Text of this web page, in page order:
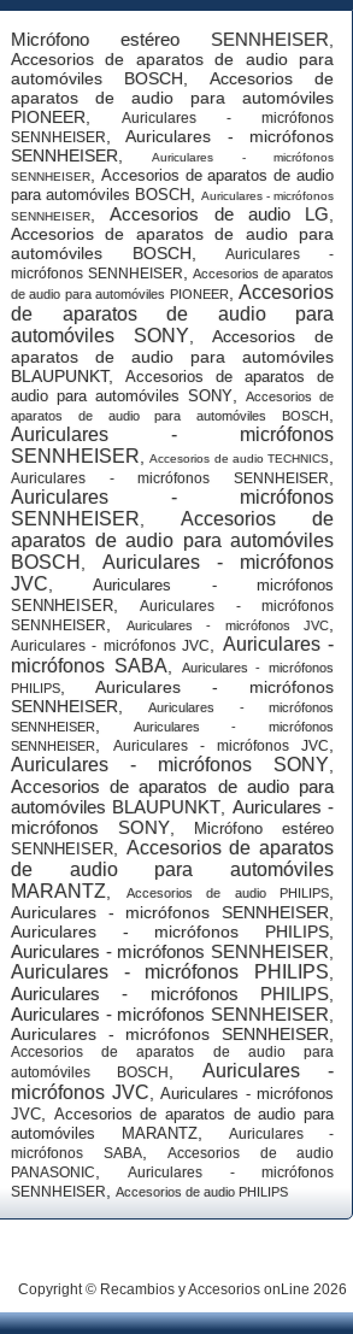
Micrófono estéreo SENNHEISER
Accesorios de aparatos de audio para
automóviles BOSCH
Accesorios de
aparatos de audio para automóviles
PIONEER
Auriculares - micrófonos
SENNHEISER
,Auriculares - micrófonos
SENNHEISER ,Auriculares - micrófonos
SENNHEISER
Accesorios de aparatos de audio
para automóviles BOSCH
Auriculares - micrófonos
SENNHEISER
,Accesorios de audio LG
Accesorios de aparatos de audio para
automóviles BOSCH ,Auriculares -
micrófonos SENNHEISER
Accesorios de aparatos
de audio para automóviles PIONEER,Accesorios
de aparatos de audio para
automóviles SONY
Accesorios de
aparatos de audio para automóviles
BLAUPUNKT, Accesorios de aparatos de
audio para automóviles SONY
Accesorios de
aparatos de audio para automóviles BOSCH
Auriculares - micrófonos
SENNHEISER ,Accesorios de audio TECHNICS
Auriculares - micrófonos SENNHEISER
Auriculares - micrófonos
SENNHEISER
Accesorios de
aparatos de audio para automóviles
BOSCH
Auriculares - micrófonos
JVC ,Auriculares - micrófonos
SENNHEISER ,Auriculares - micrófonos
SENNHEISER
Auriculares - micrófonos JVC
Auriculares - micrófonos JVC
Auriculares -
micrófonos SABA,
Auriculares - micrófonos
PHILIPS
Auriculares - micrófonos
SENNHEISER ,Auriculares - micrófonos
SENNHEISER
Auriculares - micrófonos
SENNHEISER
Auriculares - micrófonos JVC
Auriculares - micrófonos SONY
Accesorios de aparatos de audio para
automóviles BLAUPUNKT Auriculares -
micrófonos SONY
Micrófono estéreo
SENNHEISER
Accesorios de aparatos
de audio para automóviles
MARANTZ
Accesorios de audio PHILIPS
Auriculares - micrófonos SENNHEISER
Auriculares - micrófonos PHILIPS
Auriculares - micrófonos SENNHEISER
Auriculares - micrófonos PHILIPS
Auriculares - micrófonos PHILIPS
Auriculares - micrófonos SENNHEISER
Auriculares - micrófonos SENNHEISER
Accesorios de aparatos de audio para
automóviles BOSCH
Auriculares -
micrófonos JVC
Auriculares - micrófonos
JVC
Accesorios de aparatos de audio para
automóviles MARANTZ
Auriculares -
micrófonos SABA, Accesorios de audio
PANASONIC
,Auriculares - micrófonos
SENNHEISER
Accesorios de audio PHILIPS
Copyright © Recambios y Accesorios onLine 2026